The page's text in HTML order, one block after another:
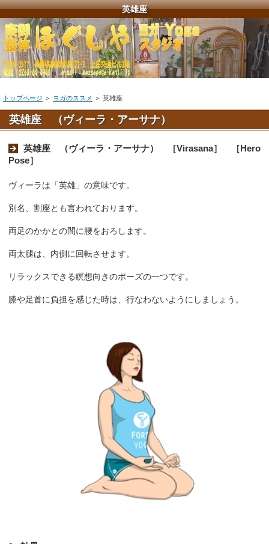
英雄座
トップページ ＞ ヨガのススメ ＞ 英雄座
英雄座 （ヴィーラ・アーサナ）
英雄座 （ヴィーラ・アーサナ） ［Virasana］ ［Hero
Pose］
ヴィーラは「英雄」の意味です。
別名、割座とも言われております。
両足のかかとの間に腰をおろします。
両太腿は、内側に回転させます。
リラックスできる瞑想向きのポーズの一つです。
膝や足首に負担を感じた時は、行なわないようにしましょう。